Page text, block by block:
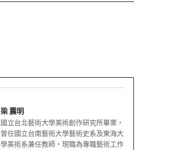
梁 震明
國立台北藝術大學美術創作研究所畢業，
曾任國立台南藝術大學藝術史系及東海大
學美術系兼任教師，現職為專職藝術工作